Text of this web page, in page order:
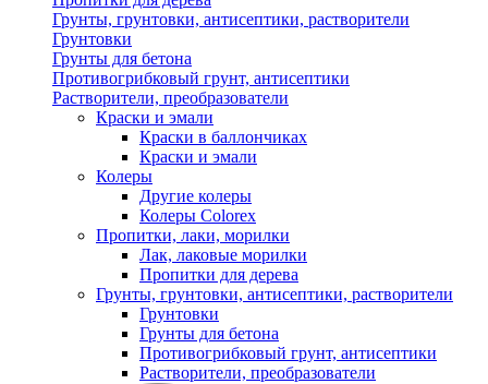
Грунты, грунтовки, антисептики, растворители
Грунтовки
Грунты для бетона
Противогрибковый грунт, антисептики
Растворители, преобразователи
Краски и эмали
Краски в баллончиках
Краски и эмали
Колеры
Другие колеры
Колеры Colorex
Пропитки, лаки, морилки
Лак, лаковые морилки
Пропитки для дерева
Грунты, грунтовки, антисептики, растворители
Грунтовки
Грунты для бетона
Противогрибковый грунт, антисептики
Растворители, преобразователи